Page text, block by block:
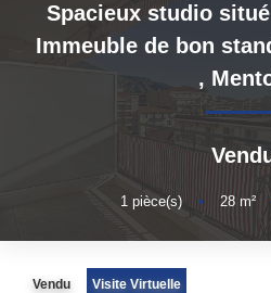
La Gestion
La Gestion Du
NOTRE
Spacieux studio
Immeuble de bon
,
1 pièce(s) • 28m²
Vendu Visite Virtuelle